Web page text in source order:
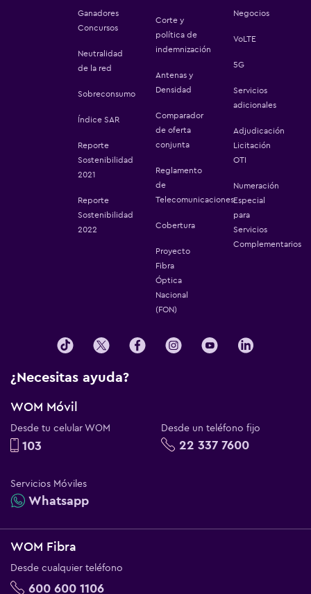
Ganadores
Concursos
Neutralidad
de la red
Sobreconsumo
Índice SAR
Reporte
Sostenibilidad
2021
Reporte
Sostenibilidad
2022
Corte y
política de
indemnización
Antenas y
Densidad
Comparador
de oferta
conjunta
Reglamento
de
Telecomunicaciones
Cobertura
Proyecto
Fibra
Óptica
Nacional
(FON)
Negocios
VoLTE
5G
Servicios
adicionales
Adjudicación
Licitación
OTI
Numeración
Especial
para
Servicios
Complementarios
¿Necesitas ayuda?
WOM Móvil
Desde tu celular WOM
103
Desde un teléfono fijo
22 337 7600
Servicios Móviles
Whatsapp
WOM Fibra
Desde cualquier teléfono
600 600 1106